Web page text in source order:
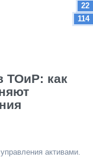
22
114
ТОиР: как
активами.